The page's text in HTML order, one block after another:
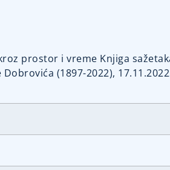
prostor i vreme Knjiga
(1897-2022),